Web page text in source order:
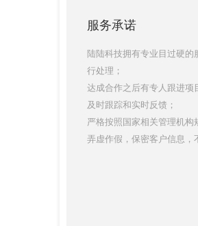
服务承诺
陆陆科技拥有专业目过硬
行处理；
达成合作之后有专人跟进
及时跟踪和实时反馈；
严格按照国家相关管理机
弄虚作假，保密客户信息，